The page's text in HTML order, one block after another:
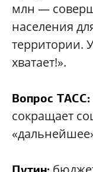
млн —
населения
территории.
хватает!».
Вопрос ТАСС:
сокращает